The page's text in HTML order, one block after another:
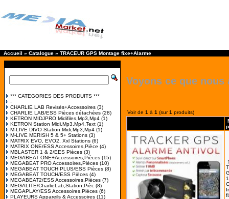
Accueil » Catalogue » TRACEUR GPS Montage fixe+Alarme
*** CATEGORIES DES PRODUITS ***
-
CHARLIE LAB Revisés+Accessoires (3)
CHARLIE LAB/ESS Pièces détachées (28)
KETRON MIDJPRO Midifiles,Mp3,Mp4 (1)
KETRON Station Midi,Mp3,Mp4,Text (1)
M-LIVE DIVO Station:Midi,Mp3,Mp4 (1)
M-LIVE MERISH 5 & 5+ Stations (3)
MATRIX EVO, EVO2, Xxl Stations (6)
MATRIX ONE/ESS Accessoires,Pièce (4)
MBLASTER 1 & 2/EES Pièces (3)
MEGABEAT ONE+Accessoires,Pièces (15)
MEGABEAT PRO Accessoires,Pièces (10)
MEGABEAT TOUCH PLUS/ESS Pièces (8)
MEGABEAT TOUCH/ESS Pièces (4)
MEGABEAT2/ESS Accessoires,Pièces (7)
MEGALITE/CharlieLab,Station,Pièc (8)
MEGAPLAY/ESS Accessoires,Pièces (6)
PLAYEURS Appareils & Accessoires (11)
Voyons ce que nous
Voir de 1 à 1 (sur1 produits)